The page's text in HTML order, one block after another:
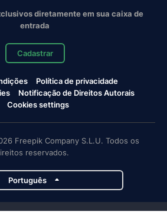
diretamente em sua caixa de
entrada
Cadastrar
Política de privacidade
Notificação de Direitos Autorais
Cookies settings
Freepik Company S.L.U. Todos os
reservados.
Português